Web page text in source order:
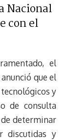
Nacional
con el
el
que el
y
de consulta
determinar
discutidas y